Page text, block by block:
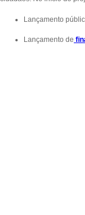
Lançamento
Lançamento de